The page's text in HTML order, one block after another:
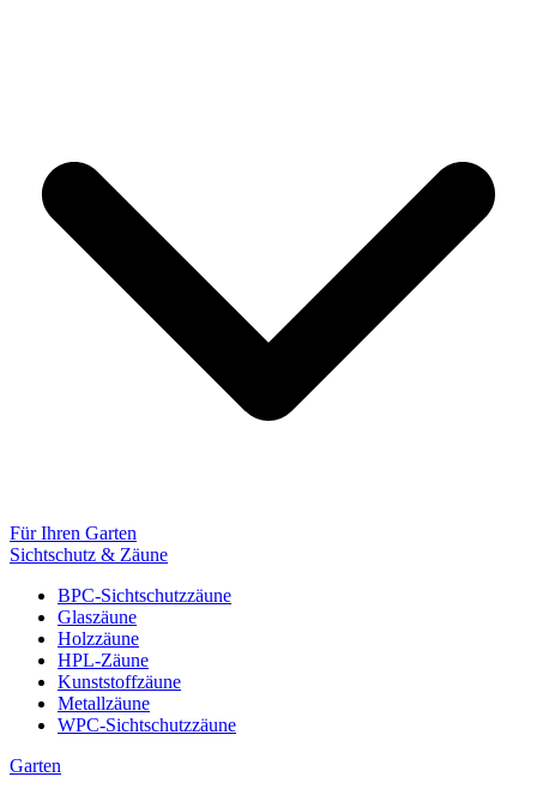
Für Ihren Garten
Sichtschutz & Zäune
BPC-Sichtschutzzäune
Glaszäune
Holzzäune
HPL-Zäune
Kunststoffzäune
Metallzäune
WPC-Sichtschutzzäune
Garten